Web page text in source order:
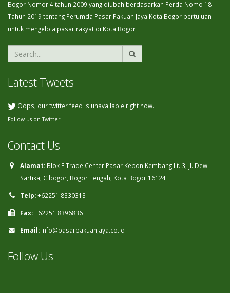
Bogor Nomor 4 tahun 2009 yang diubah berdasarkan Perda Nomo 18
Tahun 2019 tentang Perumda Pasar Pakuan Jaya Kota Bogor bertujuan
untuk mengelola pasar rakyat di Kota Bogor
Latest Tweets
Oops, our twitter feed is unavailable right now.
Follow us on Twitter
Contact Us
Alamat: Blok F Trade Center Pasar Kebon Kembang Lt. 3, Jl. Dewi
Sartika, Cibogor, Bogor Tengah, Kota Bogor 16124
Telp:+62251 8330313
Fax:+62251 8396836
Email: info@pasarpakuanjaya.co.id
Follow Us